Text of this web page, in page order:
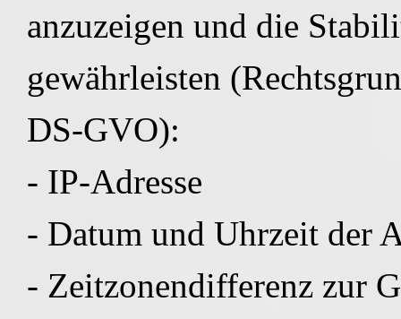
anzuzeigen und die
gewährleisten
DS-GVO):
- IP-Adresse
- Datum und Uhrzeit der
- Zeitzonendifferenz zur